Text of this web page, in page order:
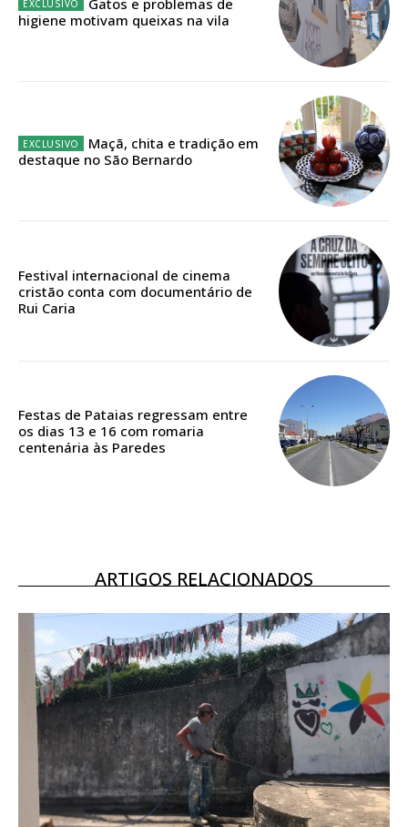
Edição em papel entregue à Quinta-feira em sua
casa
Acesso ao conteúdo online
Acesso aos conteúdos Exclusivos para
Escolha o plano
DIGITAL ANUAL
16
Acesso ao conteúdo online
assinantes
Ofertas para assinatura anual
Escolha o plano
higiene motivam queixas na vila
Maçã, chita e tradição em
destaque no São Bernardo
Festival internacional de cinema
cristão conta com documentário de
Rui Caria
Festas de Pataias regressam entre
os dias 13 e 16 com romaria
centenária às Paredes
ARTIGOS RELACIONADOS